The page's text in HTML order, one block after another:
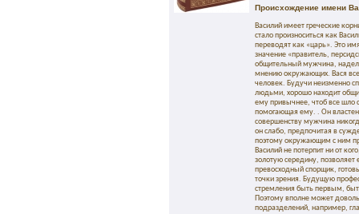
Происхождение имени
Василий имеет греческие
стало произноситься как
переводят как «царь». Это
значение «правитель,
общительный мужчина,
мнению окружающих. Вася
человек. Будучи неизменно
людьми, хорошо находит
ему привычнее, чтоб все шло
помогающая ему. . Он властен
совершенству мужчина
он слабо, предпочитая в
поэтому окружающим с ним
Василий не потерпит ни от
золотую середину, позволяет
превосходный спорщик,
точки зрения. Будущую
стремления быть первым,
Поэтому вполне может
подразделений, например,